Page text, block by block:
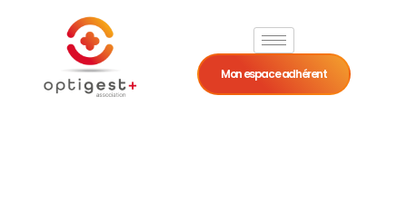
Mon espace adhérent